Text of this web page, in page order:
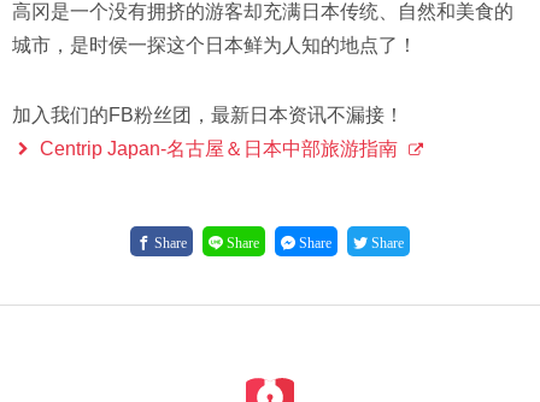
高冈是一个没有拥挤的游客却充满日本传统、自然和美食的
城市，是时侯一探这个日本鲜为人知的地点了！
加入我们的FB粉丝团，最新日本资讯不漏接！
Centrip Japan-名古屋＆日本中部旅游指南
Share Share Share Share